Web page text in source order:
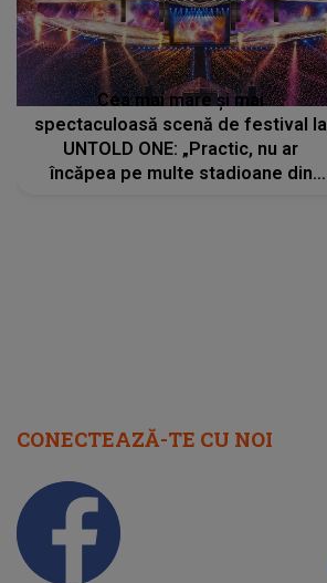
Cea mai mare și mai
spectaculoasă scenă de festival la
UNTOLD ONE: „Practic, nu ar
încăpea pe multe stadioane din
CONECTEAZĂ-TE CU NOI